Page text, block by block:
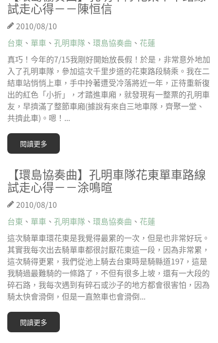
試走心得－－陳恒信
2010/08/10
台東 、 單車 、 孔明車隊 、 環島協奏曲 、 花蓮
真巧！今年的7/15我剛好開始放長假！於是，非常意外地加
入了孔明車隊，參加這次千里步道的花東路段騎乘。我在二
結車站悄悄上車，手中拎著遭受冷落將近一年，正待重新復
出的紅色「小折」，才踏進車廂，就發現有一整票的孔明車
友，早擠滿了整節車廂(據說有來自三地車隊，齊聚一堂、
共擠此車)。嗯！...
閱讀更多
【環島協奏曲】孔明車隊花東單車路線
試走心得－－涂鳴暄
2010/08/10
台東 、 單車 、 孔明車隊 、 環島協奏曲 、 花蓮
這次騎單車環花東是我覺得最累的一次，但是也非常好玩。
其實我每次出去騎單車都很討厭花東這一段，因為非常累，
這次騎得更累，我們從池上騎去台東時是騎縣道197，這是
我騎過最難騎的一條路了，不但有很多上坡，還有一大段的
碎石路，我每次遇到有碎石或沙子的地方都會很害怕，因為
騎太快會滑倒，但是一直煞車也會滑倒...
閱讀更多